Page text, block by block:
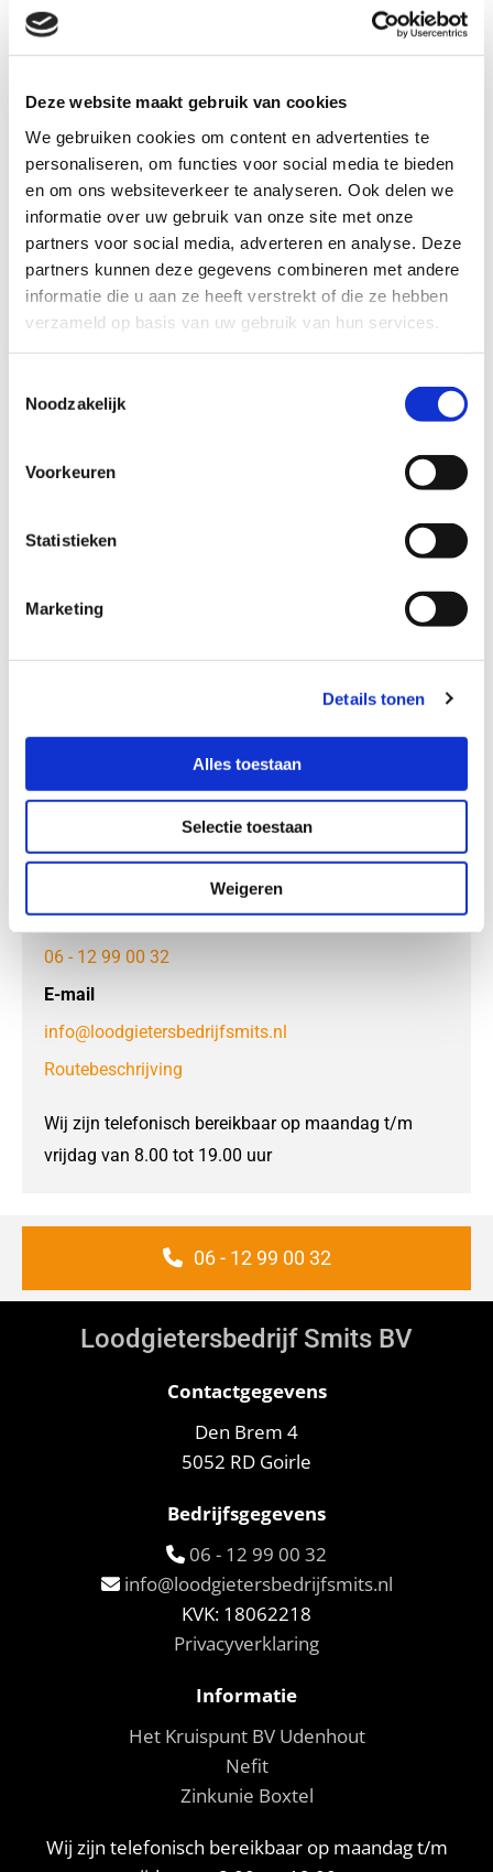
Deze website maakt gebruik van cookies
We gebruiken cookies om content en advertenties te
personaliseren, om functies voor social media te bieden
en om ons websiteverkeer te analyseren. Ook delen we
informatie over uw gebruik van onze site met onze
partners voor social media, adverteren en analyse. Deze
partners kunnen deze gegevens combineren met andere
informatie die u aan ze heeft verstrekt of die ze hebben
verzameld op basis van uw gebruik van hun services.
Noodzakelijk
Voorkeuren
Statistieken
Marketing
Details tonen
Alles toestaan
Selectie toestaan
Weigeren
We gebruiken de informatie in dit formulier
akkoord dat wij uw gegevens kunnen verzamelen
en gebruiken voor de redenen die hierboven
genoemd staan. *
Accepteer marketingcookies om deze kaart te
Contactgegevens
Adres
5052 RD Goirle
Telefoon
06 - 12 99 00 32
E-mail
info@loodgietersbedrijfsmits.nl
Routebeschrijving
Wij zijn telefonisch bereikbaar op maandag t/m
vrijdag van 8.00 tot 19.00 uur
06 - 12 99 00 32
Loodgietersbedrijf Smits BV
Contactgegevens
Den Brem 4
5052 RD Goirle
Bedrijfsgegevens
 06 - 12 99 00 32
 info@loodgietersbedrijfsmits.nl
KVK: 18062218
Privacyverklaring
Informatie
Het Kruispunt BV Udenhout
Nefit
Zinkunie Boxtel
Wij zijn telefonisch bereikbaar op maandag t/m